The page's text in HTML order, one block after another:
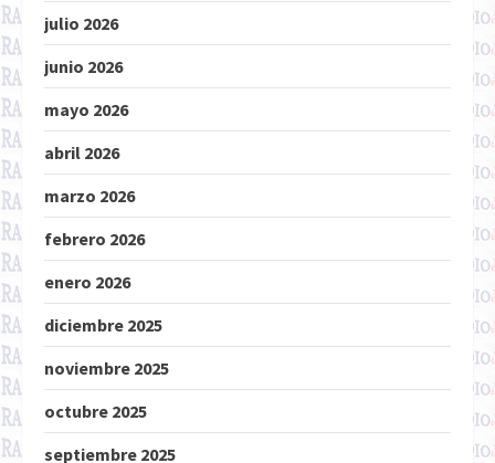
julio 2026
junio 2026
mayo 2026
abril 2026
marzo 2026
febrero 2026
enero 2026
diciembre 2025
noviembre 2025
octubre 2025
septiembre 2025